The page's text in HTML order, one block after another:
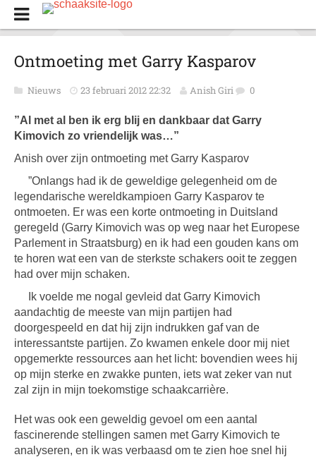
Ontmoeting met Garry Kasparov
Nieuws 23 februari 2012 22:32 Anish Giri 0
”Al met al ben ik erg blij en dankbaar dat Garry
Kimovich zo vriendelijk was…”
Anish over zijn ontmoeting met Garry Kasparov
”Onlangs had ik de geweldige gelegenheid om de
legendarische wereldkampioen Garry Kasparov te
ontmoeten. Er was een korte ontmoeting in Duitsland
geregeld (Garry Kimovich was op weg naar het Europese
Parlement in Straatsburg) en ik had een gouden kans om
te horen wat een van de sterkste schakers ooit te zeggen
had over mijn schaken.
Ik voelde me nogal gevleid dat Garry Kimovich
aandachtig de meeste van mijn partijen had
doorgespeeld en dat hij zijn indrukken gaf van de
interessantste partijen. Zo kwamen enkele door mij niet
opgemerkte ressources aan het licht: bovendien wees hij
op mijn sterke en zwakke punten, iets wat zeker van nut
zal zijn in mijn toekomstige schaakcarrière.
Het was ook een geweldig gevoel om een aantal
fascinerende stellingen samen met Garry Kimovich te
analyseren, en ik was verbaasd om te zien hoe snel hij